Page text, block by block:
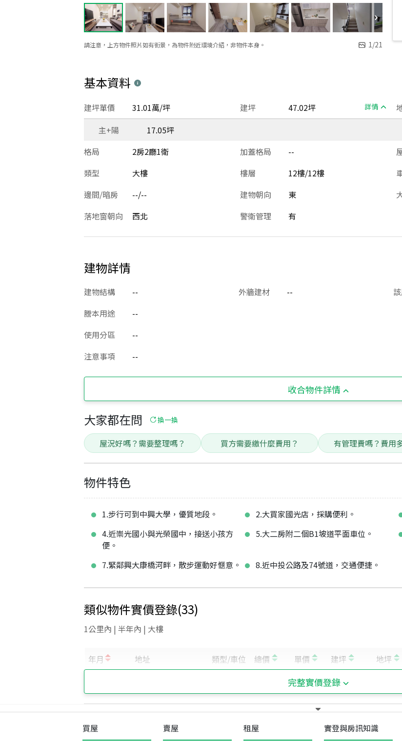
請注意，上方物件照片如有街景，為物件附近環境介紹，非物件本身。 1/21
基本資料
建坪 47.02坪 詳情
建坪單價 31.01萬/坪
主+陽
17.05坪
格局
2房2廳1衛 加蓋格局 --
類型
大樓 樓層 12樓/12樓
邊間/暗房
--/-- 建物朝向 東
落地窗朝向
西北 警衛管理 有
建物詳情
建物結構 -- 外牆建材 --
謄本用途
--
使用分區
--
注意事項
--
收合物件詳情
大家都在問 換一換
屋況好嗎？需要整理嗎？ 買方需要繳什麼費用？ 有管理費嗎？費用
物件特色
1.步行可到中興大學，優質地段。 2.大買家國光店，採購便利。
4.近崇光國小與光榮國中，接送小孩方
便。
5.大二房附二個B1坡道平面車位。
7.緊鄰興大康橋河畔，散步運動好愜意。 8.近中投公路及74號道，交通便捷。
類似物件實價登錄(33)
1公里內 | 半年內 | 大樓
完整實價登錄
買屋 賣屋 租屋 實登與房訊知識